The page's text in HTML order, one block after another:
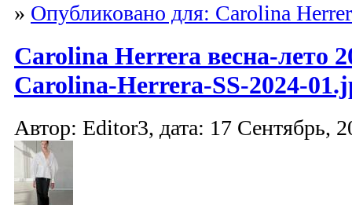
» Опубликовано для: Carolina
Carolina Herrera весна-лето
Carolina-Herrera-SS-2024-
Автор: Editor3, дата: 17 Сентябрь,